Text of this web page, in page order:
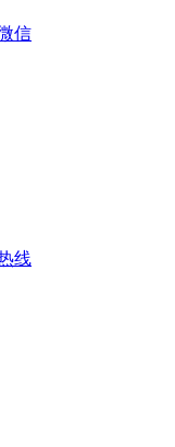
信
线